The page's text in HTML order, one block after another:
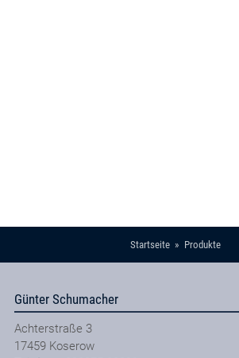
Startseite Produkte
Günter Schumacher
Achterstraße 3
17459 Koserow